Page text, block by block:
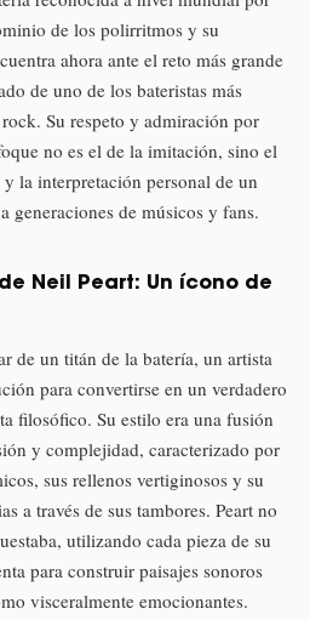
de los polirritmos y su
ahora ante el reto más grande
de uno de los bateristas más
Su respeto y admiración por
no es el de la imitación, sino el
la interpretación personal de un
generaciones de músicos y fans.
Neil Peart: Un ícono de
de un titán de la batería, un artista
para convertirse en un verdadero
filosófico. Su estilo era una fusión
y complejidad, caracterizado por
sus rellenos vertiginosos y su
a través de sus tambores. Peart no
utilizando cada pieza de su
para construir paisajes sonoros
visceralmente emocionantes.